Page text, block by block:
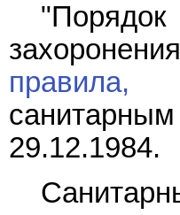
"Порядок
правила,
29.12.1984.